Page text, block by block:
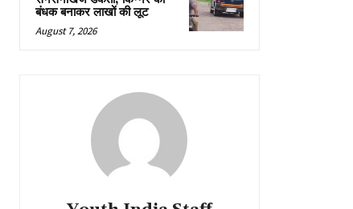
बंधक बनाकर लाखों की लूट
August 7, 2026